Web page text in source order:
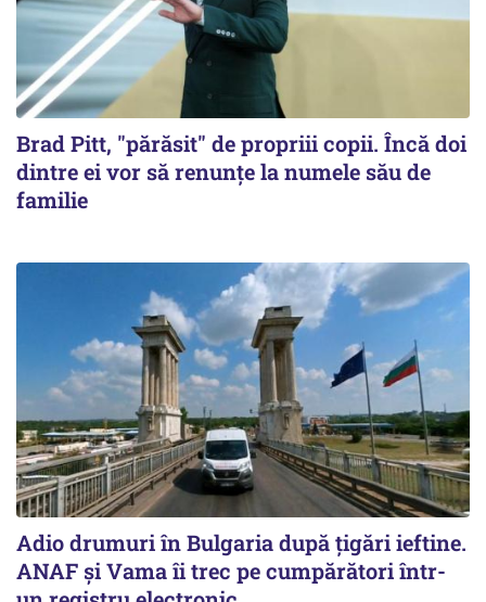
Brad Pitt, "părăsit" de propriii copii. Încă doi
dintre ei vor să renunțe la numele său de
familie
Adio drumuri în Bulgaria după țigări ieftine.
ANAF și Vama îi trec pe cumpărători într-